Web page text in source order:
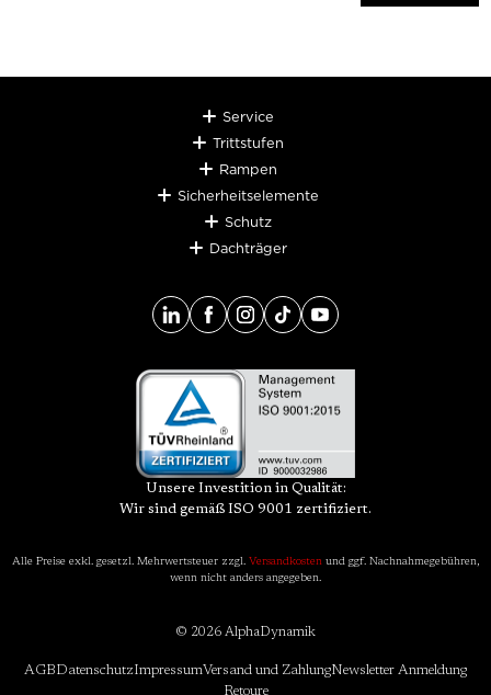
Service
Trittstufen
Rampen
Sicherheitselemente
Schutz
Dachträger
Unsere Investition in Qualität:
Wir sind gemäß ISO 9001 zertifiziert.
Alle Preise exkl. gesetzl. Mehrwertsteuer zzgl. Versandkosten und ggf. Nachnahmegebühren,
wenn nicht anders angegeben.
© 2026 AlphaDynamik
AGBDatenschutzImpressumVersand und ZahlungNewsletter Anmeldung
Retoure